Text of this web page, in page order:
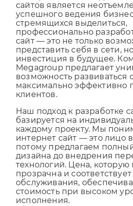
В современном цифровом
сайтов является
успешного ведения
стремящихся выделиться,
профессионально
сайт — это не только
представить себя в сети,
инвестиция в будущее.
Megagroup предлагает
возможность развиваться
максимально эффективно
Наш подход к разработке
базируется на
каждому проекту. Мы
интернет сайт — это лицо
потому предлагаем полный
дизайна до внедрения
технологий. Цена, которую
прозрачна и соответствует
обслуживания,
стоимость при высоком